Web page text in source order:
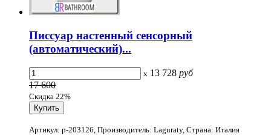
Писсуар настенный сенсорный
(автоматический)...
x 13 728 руб
17 600
Скидка 22%
Артикул: p-203126, Производитель: Laguraty, Страна: Италия